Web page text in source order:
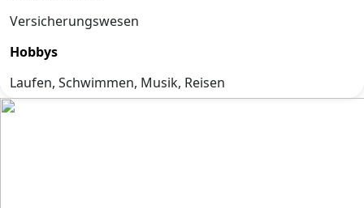
Versicherungswesen
Hobbys
Laufen, Schwimmen, Musik, Reisen